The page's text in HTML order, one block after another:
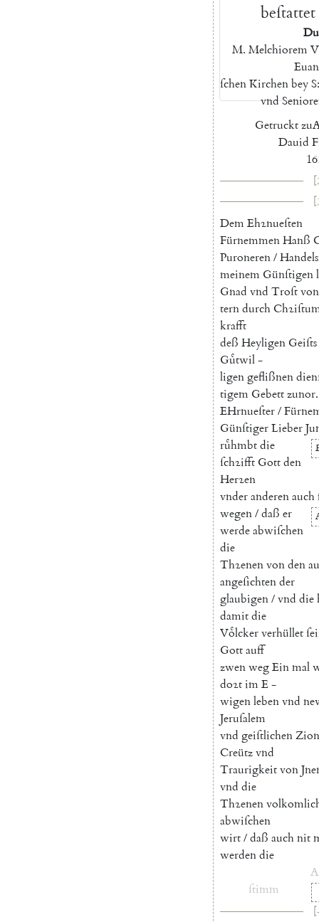
beſtattet
M. Melchiorem
ſchenKirchenbeyS:
vnd
Getruckt zu
Dauid
DemEhꝛnueſten
FürnemmenHanß
Puroneren/
meinem Günſtigen
Gnad vnd Troſtvon
terndurch
krafft
deß Heyligen Geiſts
Guͤtwil-
ligengeflißnen
tigem Gebettzunor.
EHrnueſter/
GünſtigerLieber
ruͤhmbtdie
ſchꝛifft Gottden
Herꝛen
vnderanderenauch
wegen/daß er
werdeabwiſchen
die
Thꝛenenvonden
angeſichtender
glaubigen/vnd die
damitdie
Voͤlckerverhüllet
Gottauff
zwenwegEinmal
doꝛtimE-
wigenlebenvnd
Jeruſalem
vnd geiſtlichenZion
Creützvnd
Traurigkeitvon
vnd die
Thꝛenen
abwiſchen
wirt/daß auchnit
werdendie
A
ſtimm